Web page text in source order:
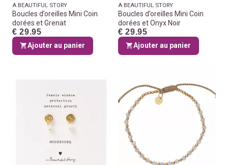
A BEAUTIFUL STORY
Boucles d’oreilles Mini Coin
dorées et Grenat
€ 29.95
Ajouter au panier
A BEAUTIFUL STORY
Boucles d’oreilles Mini Coin
dorées et Onyx Noir
€ 29.95
Ajouter au panier